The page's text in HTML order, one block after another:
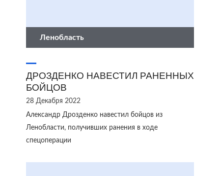
Ленобласть
ДРОЗДЕНКО НАВЕСТИЛ РАНЕННЫХ
БОЙЦОВ
28 Декабря 2022
Александр Дрозденко навестил бойцов из
Ленобласти, получивших ранения в ходе
спецоперации